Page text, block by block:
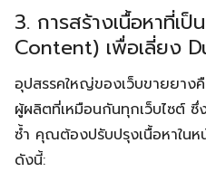
3. การสร้างเนื้อหาที่เ
Content) เพื่อเลี่ยง
อุปสรรคใหญ่ของเว็บขายยาง
ผู้ผลิตที่เหมือนกันทุกเว็บไซต์ ซึ่
ซ้ำ คุณต้องปรับปรุงเนื้อหาในห
ดังนี้: